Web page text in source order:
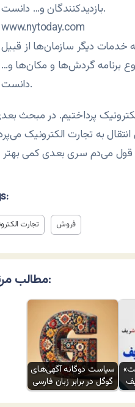
بازدیدکنندگان و… دانست.
www.nytoday.com
خدمات دیگر سازمان‌ها از قبیل
برنامه گردش‌ها و مکان‌ها و…
دانست.
پرداختیم. در مبحث
تجارت فروش
مطالب مرتبط:
سیاست دوگانه آگهی‌های
گوگل در برابر زبان فارسی
«گشایش»، طرح اینترنت